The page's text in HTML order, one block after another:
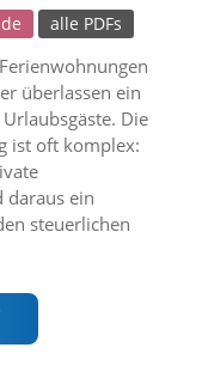
alle PDFs
überlassen ein
Die
ist oft komplex:
daraus ein
steuerlichen